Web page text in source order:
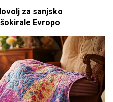
za sanjsko
Evropo